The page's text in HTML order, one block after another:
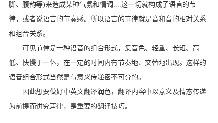
脚、腹韵等)来造成某种气氛和情调....这一切就构成了语言的节
律，或者说语言的节奏感。所以语言的节律就是音和音的相对关系
和组合关系。
可见节律是一种语音的组合形式，集音色、轻重、长短、高
低、快慢于一体，在一定的时间内有节奏地、交替地出现。这样的
语音组合形式当然是与意义传递密不可分的。
因此想要做好中英文翻译润色，翻译内容中以意义及情态传递
为前提而讲究声律，是重要的翻译技巧。